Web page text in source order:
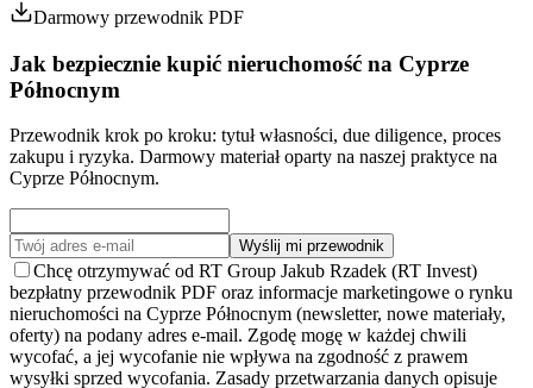
Darmowy przewodnik PDF
Jak bezpiecznie kupić nieruchomość na Cyprze
Północnym
Przewodnik krok po kroku: tytuł własności, due diligence, proces
zakupu i ryzyka. Darmowy materiał oparty na naszej praktyce na
Cyprze Północnym.
Wyślij mi przewodnik
Chcę otrzymywać od RT Group Jakub Rzadek (RT Invest)
bezpłatny przewodnik PDF oraz informacje marketingowe o rynku
nieruchomości na Cyprze Północnym (newsletter, nowe materiały,
oferty) na podany adres e-mail. Zgodę mogę w każdej chwili
wycofać, a jej wycofanie nie wpływa na zgodność z prawem
wysyłki sprzed wycofania. Zasady przetwarzania danych opisuje